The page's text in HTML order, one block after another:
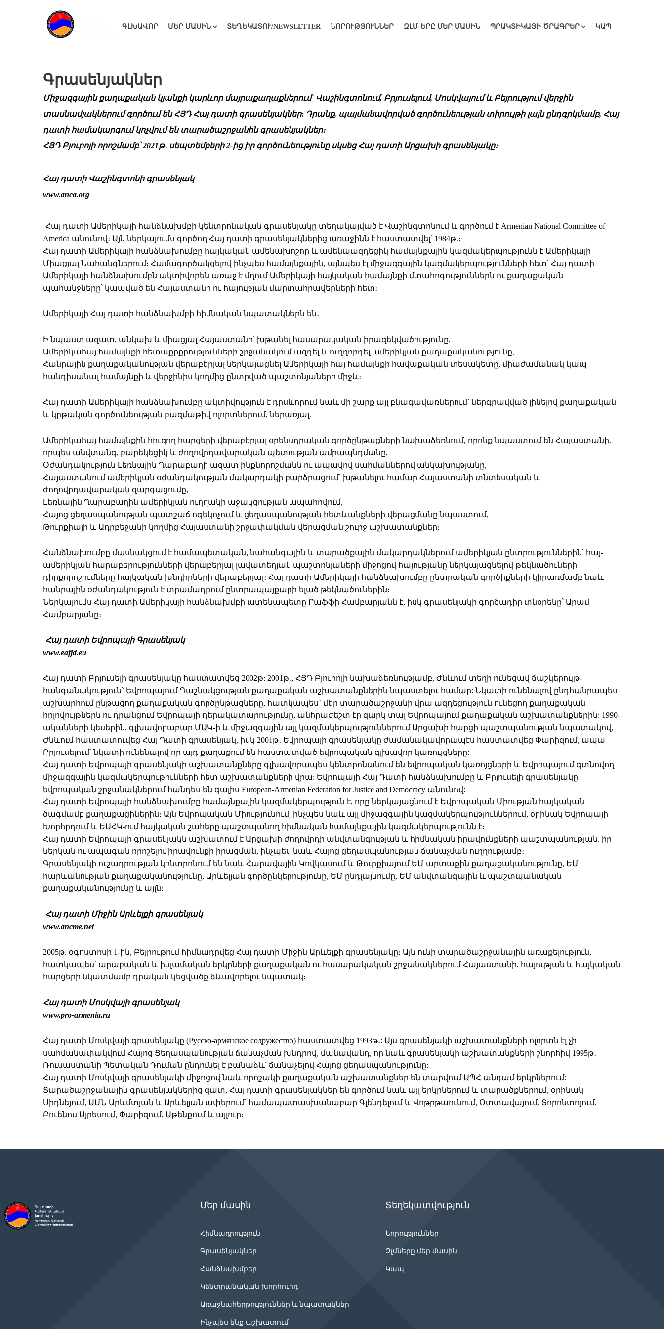
ԳԼԽԱՎՈՐ ՄԵՐ ՄԱՍԻՆ ՏԵՂԵԿԱՏՈՒ/NEWSLETTER ՆՈՐՈՒԹՅՈՒՆՆԵՐ ԶԼՄ-ԵՐԸ ՄԵՐ ՄԱՍԻՆ ՊՐԱԿՏԻԿԱՅԻ ԾՐԱԳՐԵՐ ԿԱՊ
Գրասենյակներ
Միջազգային քաղաքական կյանքի կարևոր մայրաքաղաքներում` Վաշինգտոնում, Բրյուսելում, Մոսկվայում և Բեյրությում վերջին
տասնամյակներում գործում են ՀՅԴ Հայ դատի գրասենյակներ: Դրանք, պայմանավորված գործունեության տիրույթի լայն ընդգրկմամբ, Հայ
դատի համակարգում կոչվում են տարածաշրջանին գրասենյակներ։
ՀՅԴ Բյուրոյի որոշմամբ՝ 2021թ․ սեպտեմբերի 2-ից իր գործունեությունը սկսեց Հայ դատի Արցախի գրասենյակը։
Հայ դատի Վաշինգտոնի գրասենյակ
www.anca.org
Հայ դատի Ամերիկայի հանձնախմբի կենտրոնական գրասենյակը տեղակայված է Վաշինգտոնում և գործում է Armenian National Committee of
America անունով։ Այն ներկայումս գործող Հայ դատի գրասենյակներից առաջինն է հաստատվել՝ 1984թ․։
Հայ դատի Ամերիկայի հանձնախումբը հայկական ամենախոշոր և ամենաազդեցիկ համայնքային կազմակերպությունն է Ամերիկայի
Միացյալ Նահանգներում։ Համագործակցելով ինչպես համայնքային, այնպես էլ միջազգային կազմակերպությունների հետ՝ Հայ դատի
Ամերիկայի հանձնախումբն ակտիվորեն առաջ է մղում Ամերիկայի հայկական համայնքի մտահոգություններն ու քաղաքական
պահանջները՝ կապված են Հայաստանի ու հայության մարտահրավերների հետ։
Ամերիկայի Հայ դատի հանձնախմբի հիմնական նպատակներն են․
Ի նպաստ ազատ, անկախ և միացյալ Հայաստանի՝ խթանել հասարակական իրազեկվածությունը,
Ամերիկահայ համայնքի հետաքրքրությունների շրջանակում ազդել և ուղղորդել ամերիկյան քաղաքականությունը,
Հանրային քաղաքականության վերաբերյալ ներկայացնել Ամերիկայի հայ համայնքի հավաքական տեսակետը, միաժամանակ կապ
հանդիսանալ համայնքի և վերջինիս կողմից ընտրված պաշտոնյաների միջև։
Հայ դատի Ամերիկայի հանձնախումբը ակտիվություն է դրսևորում նաև մի շարք այլ բնագավառներում՝ ներգրավված լինելով քաղաքական
և կրթական գործունեության բազմաթիվ ոլորտներում, ներառյալ.
Ամերիկահայ համայնքին հուզող հարցերի վերաբերյալ օրենսդրական գործընթացների նախաձեռնում, որոնք նպաստում են Հայաստանի,
որպես անվտանգ, բարեկեցիկ և ժողովրդավարական պետության ամրապնդմանը,
Օժանդակություն Լեռնային Ղարաբաղի ազատ ինքնորոշմանն ու ապավով սահմաններով անկախությանը,
Հայաստանում ամերիկյան օժանդակության մակարդակի բարձրացում՝ խթանելու համար Հայաստանի տնտեսական և
ժողովրդավարական զարգացումը,
Լեռնային Ղարաբաղին ամերիկյան ուղղակի աջակցության ապահովում,
Հայոց ցեղասպանության պատշաճ ոգեկոչում և ցեղասպանության հետևանքների վերացմանը նպաստում,
Թուրքիայի և Ադրբեջանի կողմից Հայաստանի շրջափակման վերացման շուրջ աշխատանքներ։
Հանձնախումբը մասնակցում է համապետական, նահանգային և տարածքային մակարդակներում ամերիկյան ընտրություններին՝ հայ-
ամերիկյան հարաբերությունների վերաբերյալ լավատեղյակ պաշտոնյաների միջոցով հայությանը ներկայացնելով թեկնածուների
դիրքորոշումները հայկական խնդիրների վերաբերյալ։ Հայ դատի Ամերիկայի հանձնախումբը ընտրական գործիքների կիրառմամբ նաև
հանրային օժանդակություն է տրամադրում ընտրապայքարի ելած թեկնածուներին։
Ներկայումս Հայ դատի Ամերիկայի հանձնախմբի ատենապետը Րաֆֆի Համբարյանն է, իսկ գրասենյակի գործադիր տնօրենը՝ Արամ
Համբարյանը։
Հայ դատի Եվրոպայի Գրասենյակ
www.eafjd.eu
Հայ դատի Բրյուսելի գրասենյակը հաստատվեց 2002թ: 2001թ․, ՀՅԴ Բյուրոյի նախաձեռնությամբ, Ժնևում տեղի ունեցավ ճաշկերույթ-
հանգանակություն` Եվրոպայում Դաշնակցության քաղաքական աշխատանքներին նպաստելու համար: Նկատի ունենալով ընդհանրապես
աշխարհում ընթացող քաղաքական գործընթացները, հատկապես` մեր տարածաշրջանի վրա ազդեցություն ունեցող քաղաքական
հոլովույթներն ու դրանցում Եվրոպայի դերակատարությունը, անհրաժեշտ էր զարկ տալ Եվրոպայում քաղաքական աշխատանքներին: 1990-
ականների կեսերին, գլխավորաբար ՄԱԿ-ի և միջազգային այլ կազմակերպություններում Արցախի հարցի պաշտպանության նպատակով,
Ժնևում հաստատուվեց Հայ Դատի գրասենյակ, իսկ 2001թ․ Եվրոպայի գրասենյակը ժամանակավորապէս հաստատվեց Փարիզում, ապա
Բրյուսելում՝ նկատի ունենալով որ այդ քաղաքում են հաստատված եվրոպական գլխավոր կառույցները:
Հայ դատի Եվրոպայի գրասենյակի աշխատանքները գլխավորապես կենտրոնանում են եվրոպական կառոյցների և Եվրոպայում գտնովող
միջազգային կազմակերպութիւնների հետ աշխատանքների վրա: Եվրոպայի Հայ Դատի հանձնախումբը և Բրյուսելի գրասենյակը
եվրոպական շրջանակներում հանդես են գալիս European-Armenian Federation for Justice and Democracy անունով:
Հայ դատի Եվրոպայի հանձնախումբը համայնքային կազմակերպություն է, որը ներկայացնում է Եվրոպական Միության հայկական
ծագմամբ քաղաքացիներին։ Այն Եվրոպական Միությունում, ինչպես նաև այլ միջազգային կազմակերպություններում, օրինակ Եվրոպայի
Խորհրդում և ԵԱՀԿ-ում հայկական շահերը պաշտպանող հիմնական համայնքային կազմակերպությունն է։
Հայ դատի Եվրոպայի գրասենյակն աշխատում է Արցախի ժողովրդի անվտանգության և հիմնական իրավունքների պաշտպանության, իր
ներկան ու ապագան որոշելու իրավունքի իրացման, ինչպես նաև Հայոց ցեղասպանության ճանաչման ուղղությամբ։
Գրասենյակի ուշադրության կոնտրոնում են նաև Հարավային Կովկասում և Թուրքիայում ԵՄ արտաքին քաղաքականությունը, ԵՄ
հարևանության քաղաքականությունը, Արևելյան գործընկերությունը, ԵՄ ընդլայնումը, ԵՄ անվտանգային և պաշտպանական
քաղաքականությունը և այլն։
Հայ դատի Միջին Արևելքի գրասենյակ
www.ancme.net
2005թ. օգոստոսի 1-ին, Բեյրութում հիմնադրվեց Հայ դատի Միջին Արևելքի գրասենյակը։ Այն ունի տարածաշրջանային առաքելություն,
հատկապես՝ արաբական և իսլամական երկրների քաղաքական ու հասարակական շրջանակներում Հայաստանի, հայության և հայկական
հարցերի նկատմամբ դրական կեցվածք ձևավորելու նպատակ։
Հայ դատի Մոսկվայի գրասենյակ
www.pro-armenia.ru
Հայ դատի Մոսկվայի գրասենյակը (Русско-армянское содружество) հաստատվեց 1993թ․: Այս գրասենյակի աշխատանքների ոլորտն էլ չի
սահմանափակվում Հայոց Ցեղասպանության ճանաչման խնդրով, մանավանդ, որ նաև գրասենյակի աշխատանքների շնորհիվ 1995թ․
Ռուսաստանի Պետական Դուման ընդունել է բանաձև՝ ճանաչելով Հայոց ցեղասպանությունը:
Հայ դատի Մոսկվայի գրասենյակի միջոցով նաև որոշակի քաղաքական աշխատանքներ են տարվում ԱՊՀ անդամ երկրներում:
Տարածաշրջանային գրասենյակներից զատ, Հայ դատի գրասենյակներ են գործում նաև այլ երկրներում և տարածքներում, օրինակ
Սիդնեյում, ԱՄՆ Արևմտյան և Արևելյան ափերում` համապատասխանաբար Գլենդելում և Վոթրթաունում, Օտտավայում, Տորոնտոյում,
Բուենոս Այրեսում, Փարիզում, Աթենքում և այլուր։
Մեր մասին
Հիմնադրություն
Գրասենյակներ
Հանձնախմբեր
Կենտրանական խորհուրդ
Առաջնահերթություններ և նպատակներ
Ինչպես ենք աշխատում
Տեղեկատվություն
Նորություններ
Զլմները մեր մասին
Կապ